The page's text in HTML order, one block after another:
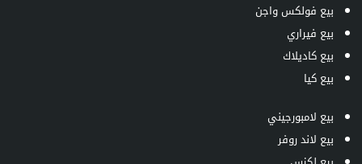
بيع فولكس واجن
بيع فيراري
بيع كاديلاك
بيع كيا
بيع لامبورجيني
بيع لاند روفر